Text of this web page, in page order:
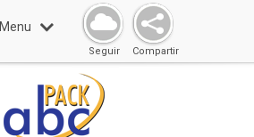
Compartir
Seguir